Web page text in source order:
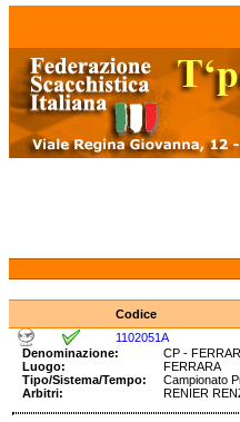
Codice
1102051A
Denominazione:
CP -
Luogo:
FERRARA
Tipo/Sistema/Tempo:
Arbitri:
RENIER